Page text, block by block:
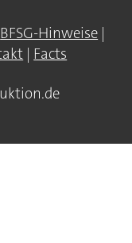
BFSG-Hinweise |
| Facts